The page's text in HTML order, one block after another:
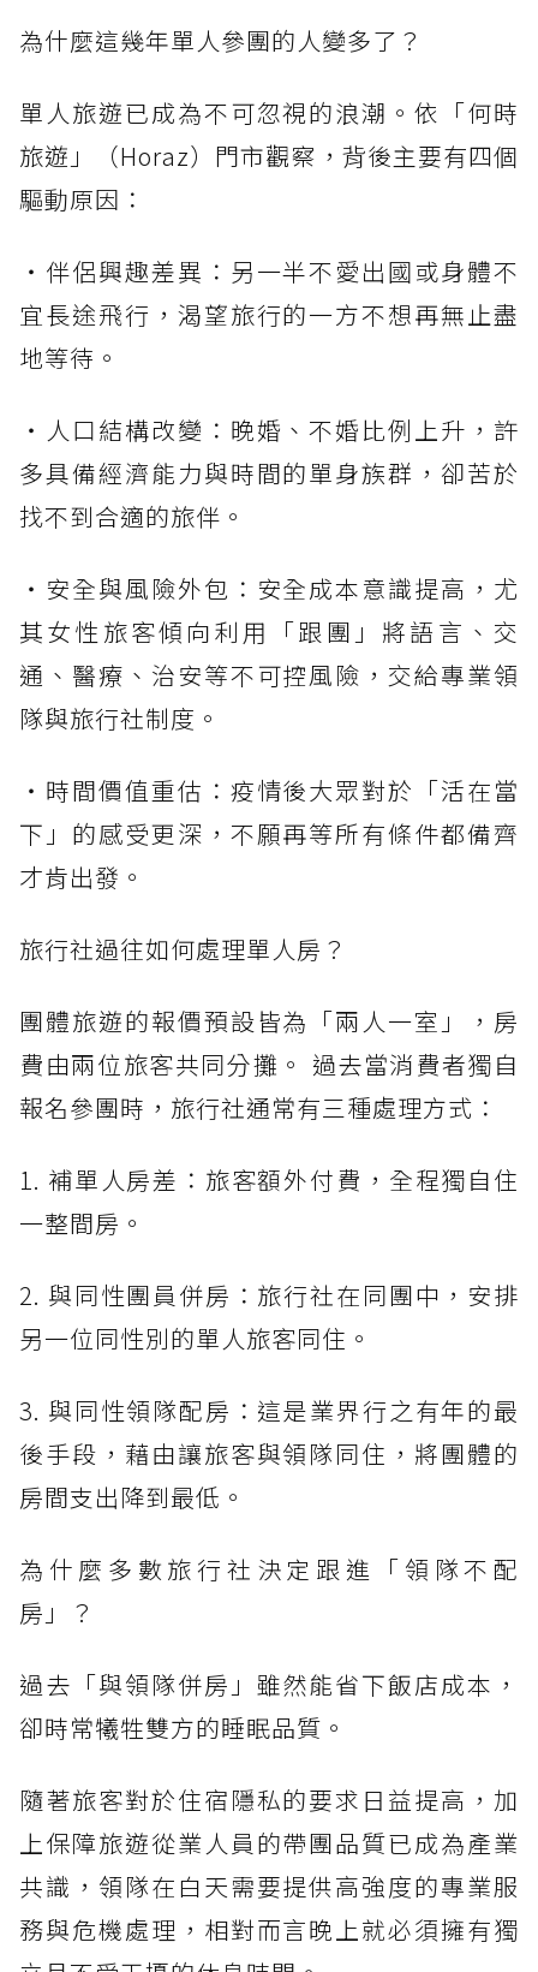
為什麼這幾年單人參團的人變多了？
單人旅遊已成為不可忽視的浪潮。依「何時
旅遊」（Horaz）門市觀察，背後主要有四個
驅動原因：
・伴侶興趣差異：另一半不愛出國或身體不
宜長途飛行，渴望旅行的一方不想再無止盡
地等待。
・人口結構改變：晚婚、不婚比例上升，許
多具備經濟能力與時間的單身族群，卻苦於
找不到合適的旅伴。
・安全與風險外包：安全成本意識提高，尤
其女性旅客傾向利用「跟團」將語言、交
通、醫療、治安等不可控風險，交給專業領
隊與旅行社制度。
・時間價值重估：疫情後大眾對於「活在當
下」的感受更深，不願再等所有條件都備齊
才肯出發。
旅行社過往如何處理單人房？
團體旅遊的報價預設皆為「兩人一室」，房
費由兩位旅客共同分攤。 過去當消費者獨自
報名參團時，旅行社通常有三種處理方式：
1. 補單人房差：旅客額外付費，全程獨自住
一整間房。
2. 與同性團員併房：旅行社在同團中，安排
另一位同性別的單人旅客同住。
3. 與同性領隊配房：這是業界行之有年的最
後手段，藉由讓旅客與領隊同住，將團體的
房間支出降到最低。
為什麼多數旅行社決定跟進「領隊不配
房」？
過去「與領隊併房」雖然能省下飯店成本，
卻時常犧牲雙方的睡眠品質。
隨著旅客對於住宿隱私的要求日益提高，加
上保障旅遊從業人員的帶團品質已成為產業
共識，領隊在白天需要提供高強度的專業服
務與危機處理，相對而言晚上就必須擁有獨